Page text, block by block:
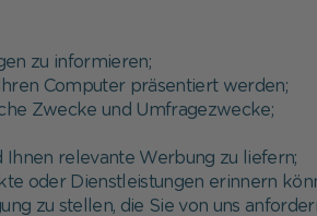
zu informieren;
Computer präsentiert werden;
Zwecke und Umfragezwecke;
relevante Werbung zu liefern;
oder Dienstleistungen erinnern
zu stellen, die Sie von uns